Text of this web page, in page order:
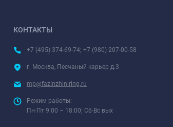
КОНТАКТЫ
+7 (495) 374-69-74; +7 (980) 207-00-58
г. Москва, Песчаный карьер д.3
mp@fazinzhiniring.ru
Режим работы:
Пн-Пт 9:00 – 18:00; Сб-Вс вых